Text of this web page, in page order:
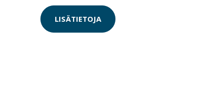
LISÄTIETOJA